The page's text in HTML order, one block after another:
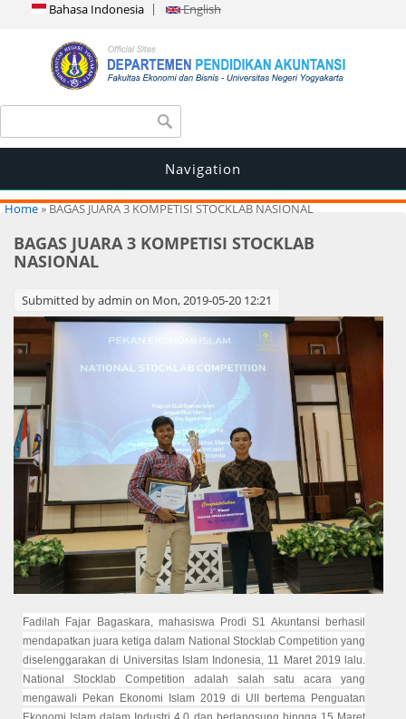
Bahasa Indonesia English
Search form
Navigation
You are here
Home» BAGAS JUARA 3 KOMPETISI STOCKLAB NASIONAL
BAGAS JUARA 3 KOMPETISI STOCKLAB
NASIONAL
Submitted byadmin on Mon, 2019-05-20 12:21
Fadilah Fajar Bagaskara, mahasiswa Prodi S1 Akuntansi berhasil
mendapatkan juara ketiga dalam National Stocklab Competition yang
diselenggarakan di Universitas Islam Indonesia, 11 Maret 2019 lalu.
National Stocklab Competition adalah salah satu acara yang
mengawali Pekan Ekonomi Islam 2019 di UII bertema Penguatan